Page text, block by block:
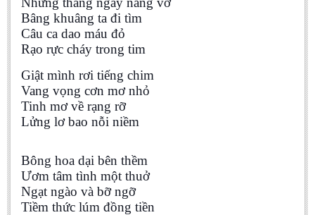
Undergraduate: Regular Degree
Undergraduate: Honor Degree
Postgraduate
LITERARY WRITINGS & TRANSLATING
RESEARCH
Linguistics
Vietnamese Folk Culture
Literary Theory & Criticism
Bâng khuâng ta đi tìm
Câu ca dao máu đỏ
Rạo rực cháy trong tim
Giật mình rơi tiếng chim
Vang vọng cơn mơ nhỏ
Tinh mơ về rạng rỡ
Lửng lơ bao nỗi niềm
Bông hoa dại bên thềm
Ươm tâm tình một thuở
Ngạt ngào và bỡ ngỡ
Tiềm thức lúm đồng tiền